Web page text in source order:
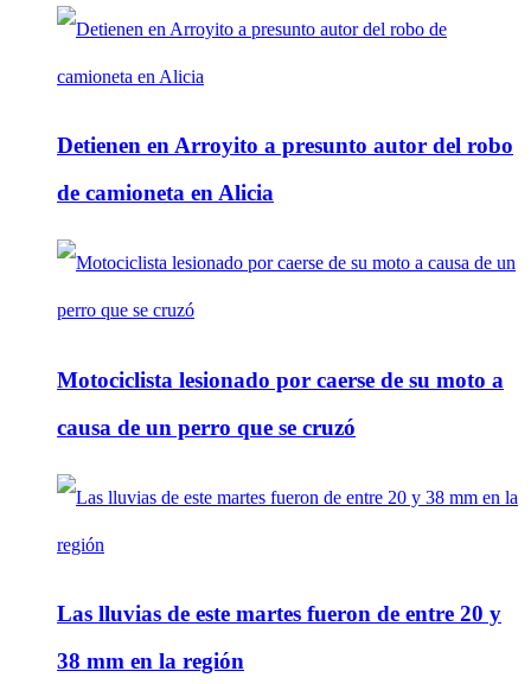
Detienen en Arroyito a presunto autor del robo
de camioneta en Alicia
Motociclista lesionado por caerse de su moto a
causa de un perro que se cruzó
Las lluvias de este martes fueron de entre 20 y
38 mm en la región